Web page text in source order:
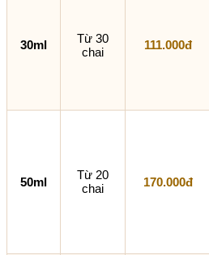
30ml
Từ 30
chai
111.000đ
50ml
Từ 20
chai
170.000đ